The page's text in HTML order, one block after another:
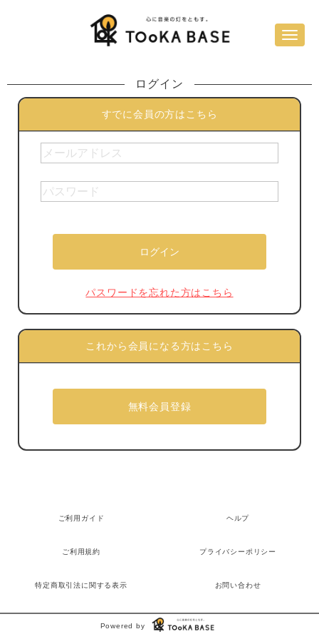
ログイン
すでに会員の方はこちら
パスワードを忘れた方はこちら
これから会員になる方はこちら
ご利用ガイド ヘルプ
ご利用規約 プライバシーポリシー
特定商取引法に関する表示 お問い合わせ
Powered by